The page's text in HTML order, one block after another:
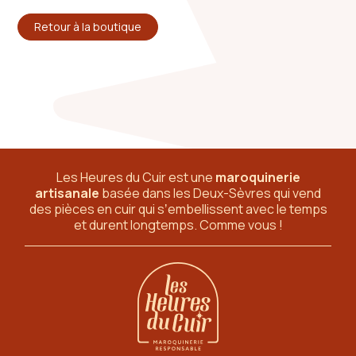
Retour à la boutique
Les Heures du Cuir est une maroquinerie
artisanale basée dans les Deux-Sèvresqui vend
des pièces en cuir qui sʼembellissent avec le temps
et durent longtemps. Comme vous !